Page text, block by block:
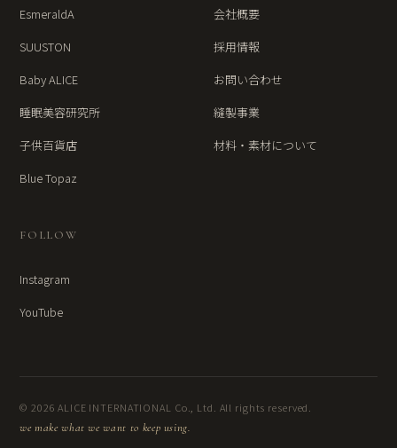
EsmeraldA
SUUSTON
Baby ALICE
睡眠美容研究所
子供百貨店
Blue Topaz
会社概要
採用情報
お問い合わせ
縫製事業
材料・素材について
FOLLOW
Instagram
YouTube
© 2026 ALICE INTERNATIONAL Co., Ltd. All rights reserved.
we make what we want to keep using.